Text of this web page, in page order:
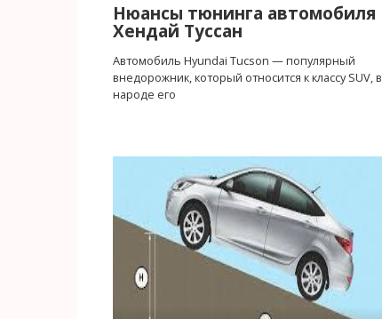
Нюансы тюнинга автомобиля
Хендай Туссан
Автомобиль Hyundai Tucson — популярный
внедорожник, который относится к классу SUV, в
народе его